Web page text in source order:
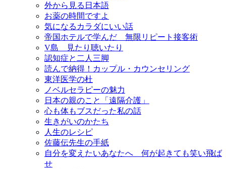
外から見る日本語
お薬の時間ですよ
気になるカラダにいい話
帝国ホテルで学んだ 無限リピート接客術
V島 見たり聴いたり
認知症と二人三脚
読んで納得！カップル・カウンセリング
東洋医学の杜
ノベルセラピーの魅力
日本の親のこと「遠隔介護」
心も体もブスだった私の話
生きがいのかたち
人生のレシピ
佐藤伝先生の手紙
自分を変えたいあなたへ 何が起きても笑い飛ば
せ